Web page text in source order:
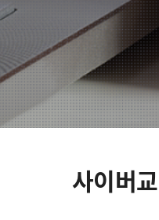
사이버